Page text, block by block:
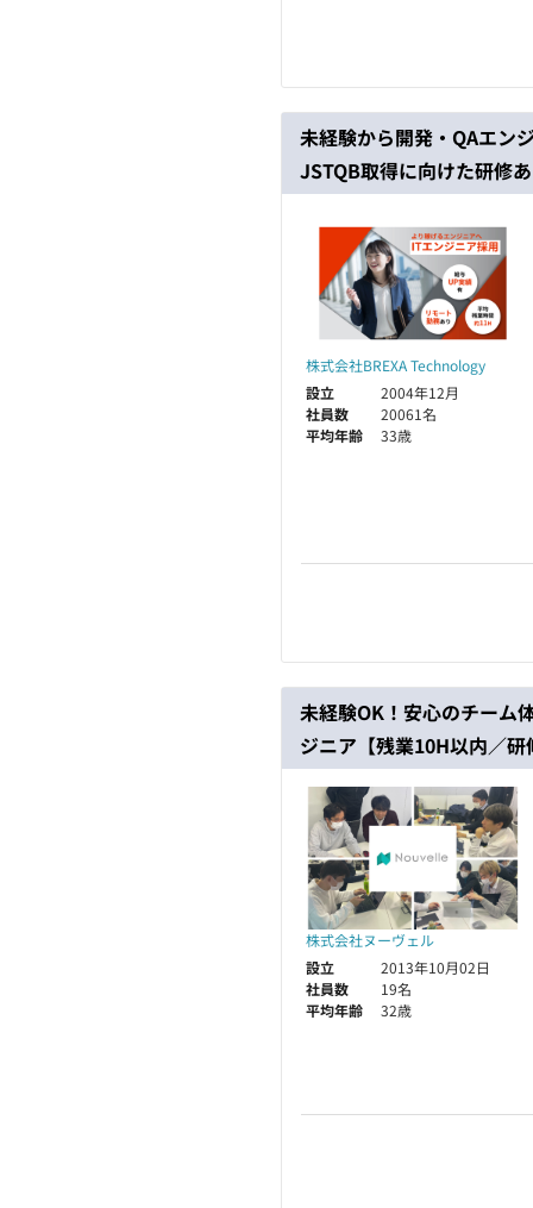
未経験から開発・QAエン
JSTQB取得に向けた研修
株式会社BREXA Technology
設立
2004年12月
社員数
20061名
平均年齢
33歳
未経験OK！安心のチーム
ジニア【残業10H以内／
株式会社ヌーヴェル
設立
2013年10月02日
社員数
19名
平均年齢
32歳